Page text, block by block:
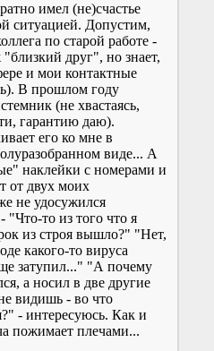
имел (не)счастье
ситуацией. Допустим,
по старой работе -
друг", но знает,
и мои контактные
В прошлом году
(не хвастаясь,
гарантию даю).
его ко мне в
виде... А
наклейки с номерами и
от двух моих
не удосужился
то из того что я
из строя вышло?" "Нет,
какого-то вируса
затупил..." "А почему
а носил в две другие
видишь - во что
- интересуюсь. Как и
пожимает плечами...